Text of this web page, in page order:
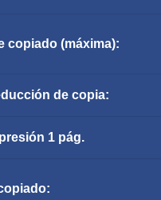
copiado (máxima):
de copia:
1 pág.